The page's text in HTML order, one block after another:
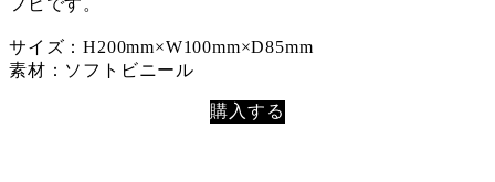
サイズ：H200mm×W100mm×D85mm
素材：ソフトビニール
購入する